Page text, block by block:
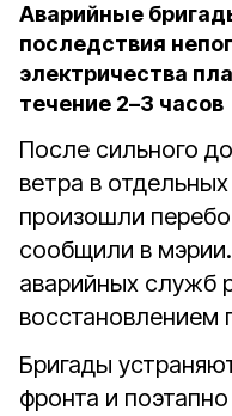
Аварийные
последствия
электричества
течение 2–3 часов
После сильного
ветра в
произошли
сообщили в
аварийных служб
восстановлением
Бригады
фронта и